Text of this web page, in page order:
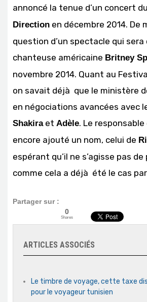
annoncé la tenue d’un concert
Direction en décembre 2014. De
question d’un spectacle qui sera
chanteuse américaine Britney
novembre 2014. Quant au
on savait déjà que le ministère
en négociations avancées avec
Shakiraet Adèle. Le
encore ajouté un nom, celui de
espérant qu’il ne s’agisse pas
comme cela a déjà été le cas
Partager sur :
0
Shares
ARTICLES ASSOCIÉS
Le timbre de voyage, cette taxe
pour le voyageur tunisien